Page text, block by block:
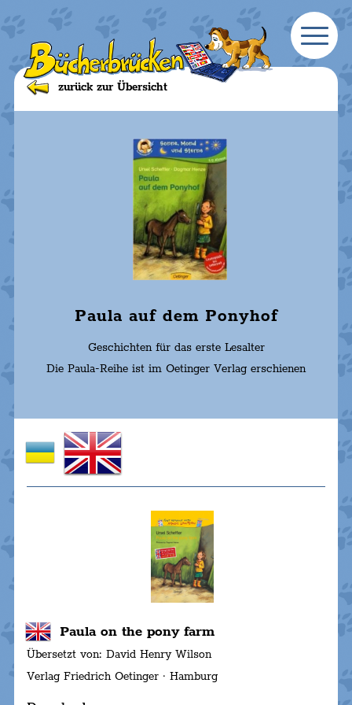
zurück zur Übersicht
Paula auf dem Ponyhof
Geschichten für das erste Lesalter
Die Paula-Reihe ist im Oetinger Verlag erschienen
Paula on the pony farm
Übersetzt von: David Henry Wilson
Verlag Friedrich Oetinger · Hamburg